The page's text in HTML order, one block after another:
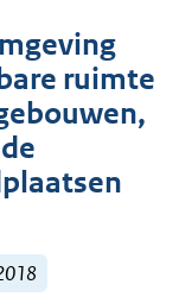
ruimte